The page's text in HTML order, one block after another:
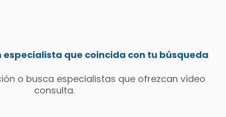
especialista que coincida con tu búsqueda
o busca especialistas que ofrezcan vídeo
consulta.